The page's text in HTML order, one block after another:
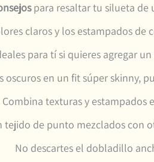
para resaltar tu silueta de
claros y los estampados de
para tí si quieres agregar
oscuros en un fit súper skinny,
Combina texturas y estampados
tejido de punto mezclados con
No descartes el dobladillo